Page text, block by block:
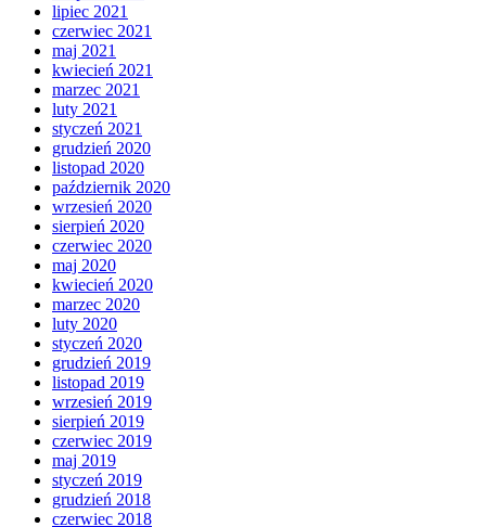
lipiec 2021
czerwiec 2021
maj 2021
kwiecień 2021
marzec 2021
luty 2021
styczeń 2021
grudzień 2020
listopad 2020
październik 2020
wrzesień 2020
sierpień 2020
czerwiec 2020
maj 2020
kwiecień 2020
marzec 2020
luty 2020
styczeń 2020
grudzień 2019
listopad 2019
wrzesień 2019
sierpień 2019
czerwiec 2019
maj 2019
styczeń 2019
grudzień 2018
czerwiec 2018